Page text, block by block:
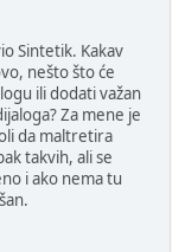
Sintetik. Kakav
nešto što će
ili dodati važan
Za mene je
da maltretira
takvih, ali se
i ako nema tu